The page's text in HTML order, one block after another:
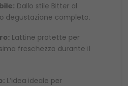
Dallo stile Bitter al
degustazione completo.
Lattine protette per
freschezza durante il
L’idea ideale per